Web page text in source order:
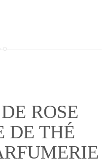
ROSE
DE THÉ